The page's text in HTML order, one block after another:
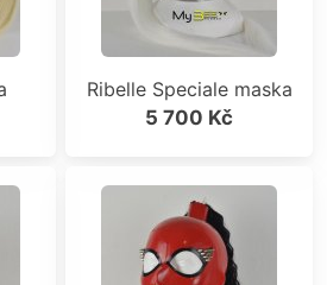
Ribelle Speciale maska
5 700 Kč